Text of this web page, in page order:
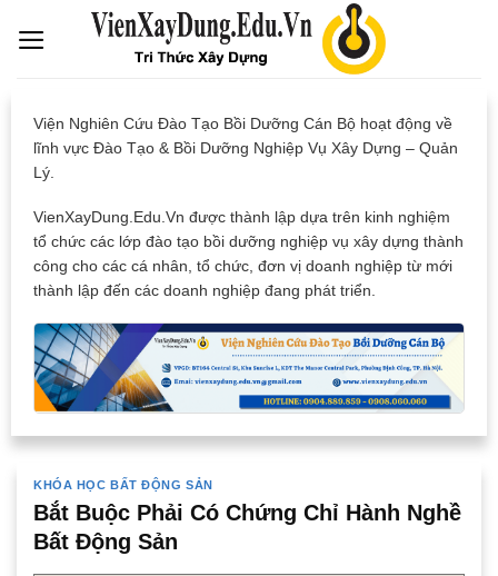
Viện Nghiên Cứu Đào Tạo Bồi Dưỡng Cán Bộ hoạt động về
lĩnh vực Đào Tạo & Bồi Dưỡng Nghiệp Vụ Xây Dựng – Quản
Lý.
VienXayDung.Edu.Vn được thành lập dựa trên kinh nghiệm
tổ chức các lớp đào tạo bồi dưỡng nghiệp vụ xây dựng thành
công cho các cá nhân, tổ chức, đơn vị doanh nghiệp từ mới
thành lập đến các doanh nghiệp đang phát triển.
KHÓA HỌC BẤT ĐỘNG SẢN
Bắt Buộc Phải Có Chứng Chỉ Hành Nghề
Bất Động Sản